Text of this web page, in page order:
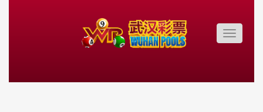
Toggle